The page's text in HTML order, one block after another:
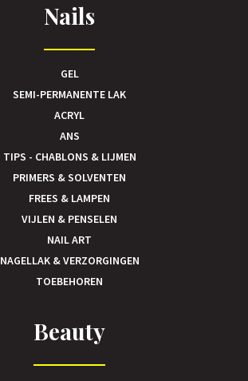
Nails
GEL
SEMI-PERMANENTE LAK
ACRYL
ANS
TIPS - CHABLONS & LIJMEN
PRIMERS & SOLVENTEN
FREES & LAMPEN
VIJLEN & PENSELEN
NAIL ART
NAGELLAK & VERZORGINGEN
TOEBEHOREN
Beauty